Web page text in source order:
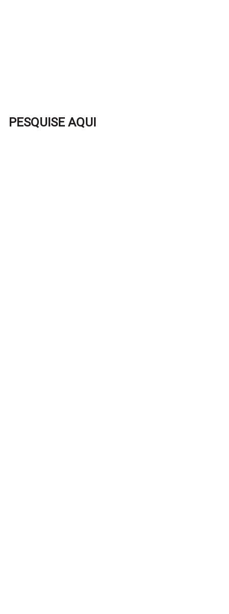
PESQUISE AQUI